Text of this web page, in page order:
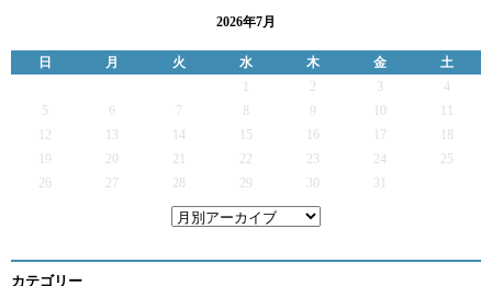
2026年7月
日 月 火 水 木 金
土
2 3
4
5
6 7 9
12
13 14 15 16 17
19
20 21 22 23 24
25
26
27 28 29 30 31
カテゴリー